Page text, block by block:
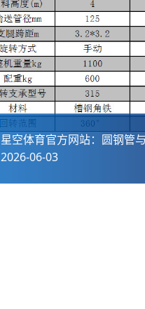
星空体育官方网站：圆钢管
2026-06-03